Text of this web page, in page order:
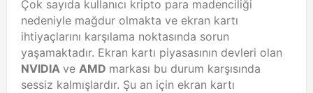
Çok sayıda kullanıcı kripto para madenciliği
nedeniyle mağdur olmakta ve ekran kartı
ihtiyaçlarını karşılama noktasında sorun
yaşamaktadır. Ekran kartı piyasasının devleri olan
NVIDIA ve AMD markası bu durum karşısında
sessiz kalmışlardır. Şu an için ekran kartı